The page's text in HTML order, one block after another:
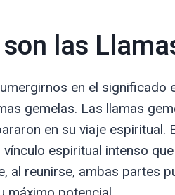
las
en el significado
gemelas. Las llamas
en su viaje
vínculo espiritual intenso
al reunirse, ambas partes